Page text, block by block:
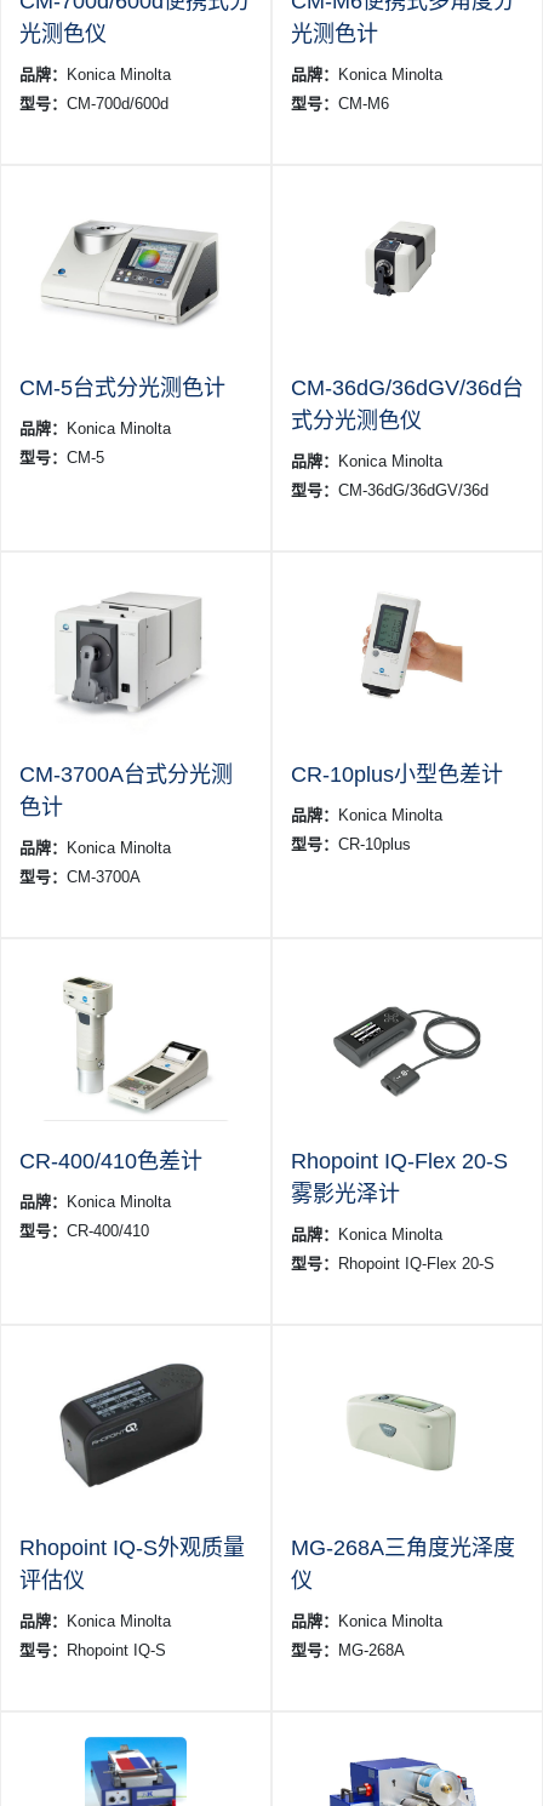
光测色仪
品牌：
Konica Minolta
型号： CM-700d/600d
光测色计
品牌：
Konica Minolta
型号： CM-M6
CM-5台式分光测色计
品牌：
Konica Minolta
型号： CM-5
CM-36dG/36dGV/36d台
式分光测色仪
品牌：
Konica Minolta
型号： CM-36dG/36dGV/36d
CM-3700A台式分光测
色计
品牌：
Konica Minolta
型号： CM-3700A
CR-10plus小型色差计
品牌：
Konica Minolta
型号： CR-10plus
CR-400/410色差计
品牌：
Konica Minolta
型号： CR-400/410
Rhopoint IQ-Flex 20-S
雾影光泽计
品牌：
Konica Minolta
型号：
Rhopoint IQ-Flex 20-S
Rhopoint IQ-S外观质量
评估仪
品牌：
Konica Minolta
型号：
Rhopoint IQ-S
MG-268A三角度光泽度
仪
品牌：
Konica Minolta
型号：
MG-268A